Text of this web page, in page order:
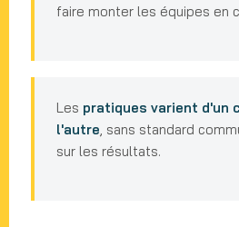
faire monter les équipes en
Les pratiques varient d'un
l'autre, sans standard
sur les résultats.